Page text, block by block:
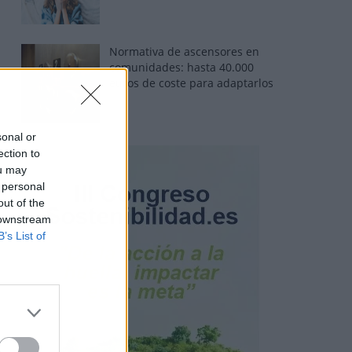
or
to
may
of the
List of
Normativa de ascensores en
comunidades: hasta 40.000
euros de coste para adaptarlos